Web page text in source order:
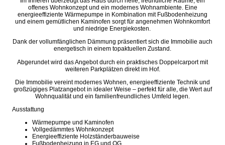
offenes Wohnkonzept und ein modernes Wohnambiente. Eine
energieeffiziente Wärmepumpe in Kombination mit Fußbodenheizung
und einem gemütlichen Kaminofen sorgt für angenehmen Wohnkomfort
und niedrige Energiekosten.
Dank der vollumfänglichen Dämmung präsentiert sich die Immobilie auch
energetisch in einem topaktuellen Zustand.
Abgerundet wird das Angebot durch ein praktisches Doppelcarport mit
weiteren Parkplätzen direkt im Hof.
Die Immobilie vereint modernes Wohnen, energieeffiziente Technik und
großzügiges Platzangebot in idealer Weise – perfekt für alle, die Wert auf
Wohnqualität und ein familienfreundliches Umfeld legen.
Ausstattung
Wärmepumpe und Kaminofen
Vollgedämmtes Wohnkonzept
Energieeffiziente Holzständerbauweise